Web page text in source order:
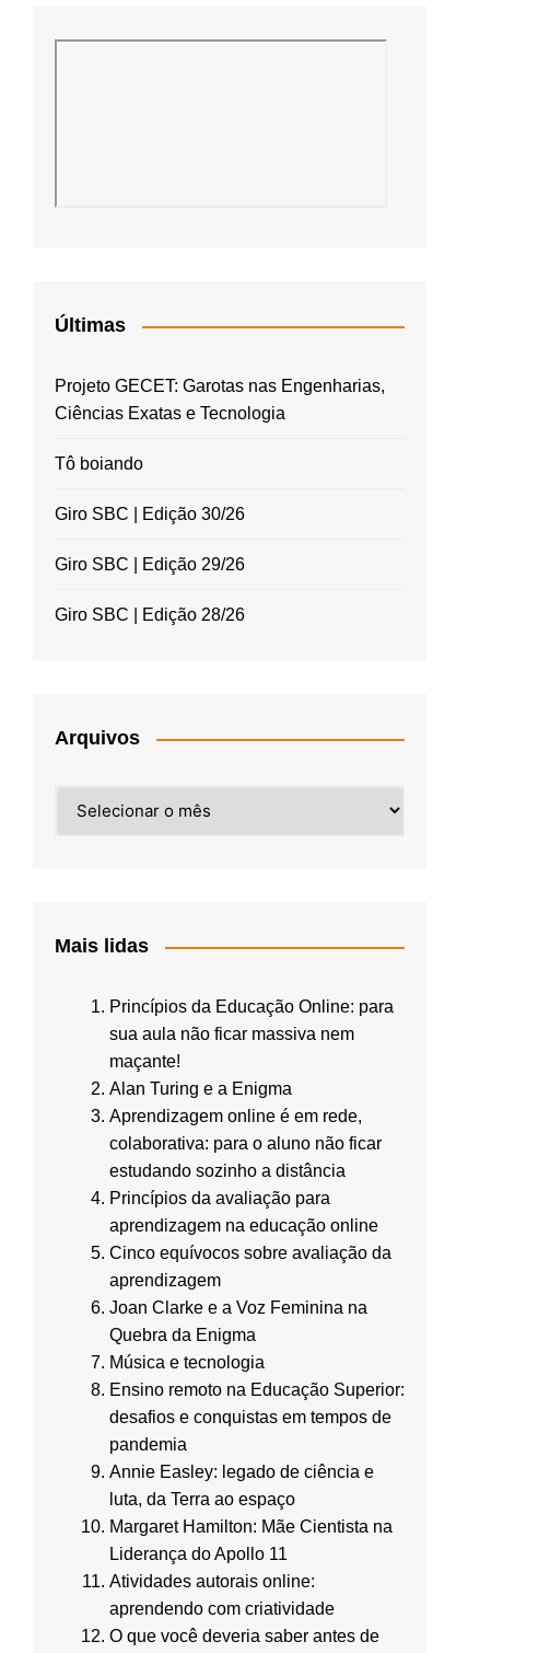
Últimas
Projeto GECET: Garotas nas Engenharias,
Ciências Exatas e Tecnologia
Tô boiando
Giro SBC | Edição 30/26
Giro SBC | Edição 29/26
Giro SBC | Edição 28/26
Arquivos
Mais lidas
Princípios da Educação Online: para
sua aula não ficar massiva nem
maçante!
Alan Turing e a Enigma
Aprendizagem online é em rede,
colaborativa: para o aluno não ficar
estudando sozinho a distância
Princípios da avaliação para
aprendizagem na educação online
Cinco equívocos sobre avaliação da
aprendizagem
Joan Clarke e a Voz Feminina na
Quebra da Enigma
Música e tecnologia
Ensino remoto na Educação Superior:
desafios e conquistas em tempos de
pandemia
Annie Easley: legado de ciência e
luta, da Terra ao espaço
Margaret Hamilton: Mãe Cientista na
Liderança do Apollo 11
Atividades autorais online:
aprendendo com criatividade
O que você deveria saber antes de